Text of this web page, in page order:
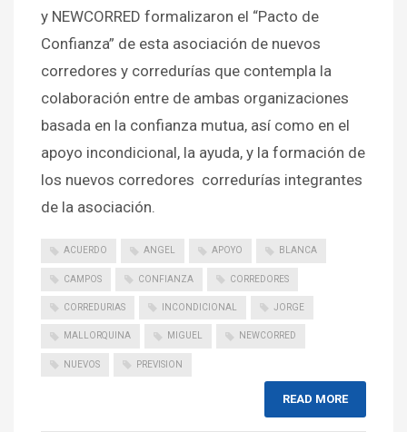
y NEWCORRED formalizaron el “Pacto de
Confianza” de esta asociación de nuevos
corredores y corredurías que contempla la
colaboración entre de ambas organizaciones
basada en la confianza mutua, así como en el
apoyo incondicional, la ayuda, y la formación de
los nuevos corredores corredurías integrantes
de la asociación.
ACUERDO ANGEL APOYO BLANCA
CAMPOS CONFIANZA CORREDORES
CORREDURIAS INCONDICIONAL JORGE
MALLORQUINA MIGUEL NEWCORRED
NUEVOS PREVISION
READ MORE